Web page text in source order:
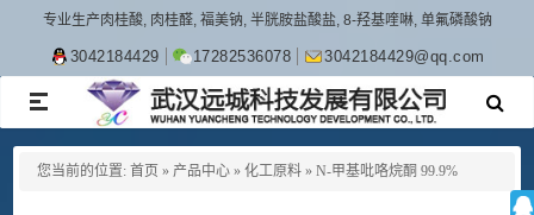
专业生产肉桂酸, 肉桂醛, 福美钠, 半胱胺盐酸盐, 8-羟基喹啉, 单氟磷酸钠
3042184429 17282536078 3042184429@qq.com
TOGGLE
NAVIGATION
您当前的位置: 首页 » 产品中心 » 化工原料 » N-甲基吡咯烷酮 99.9%